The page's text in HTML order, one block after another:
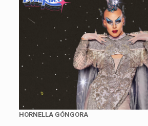
HORNELLA GÓNGORA